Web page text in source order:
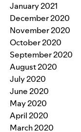
January 2021
December 2020
November 2020
October 2020
September 2020
August 2020
July 2020
June 2020
May 2020
April 2020
March 2020